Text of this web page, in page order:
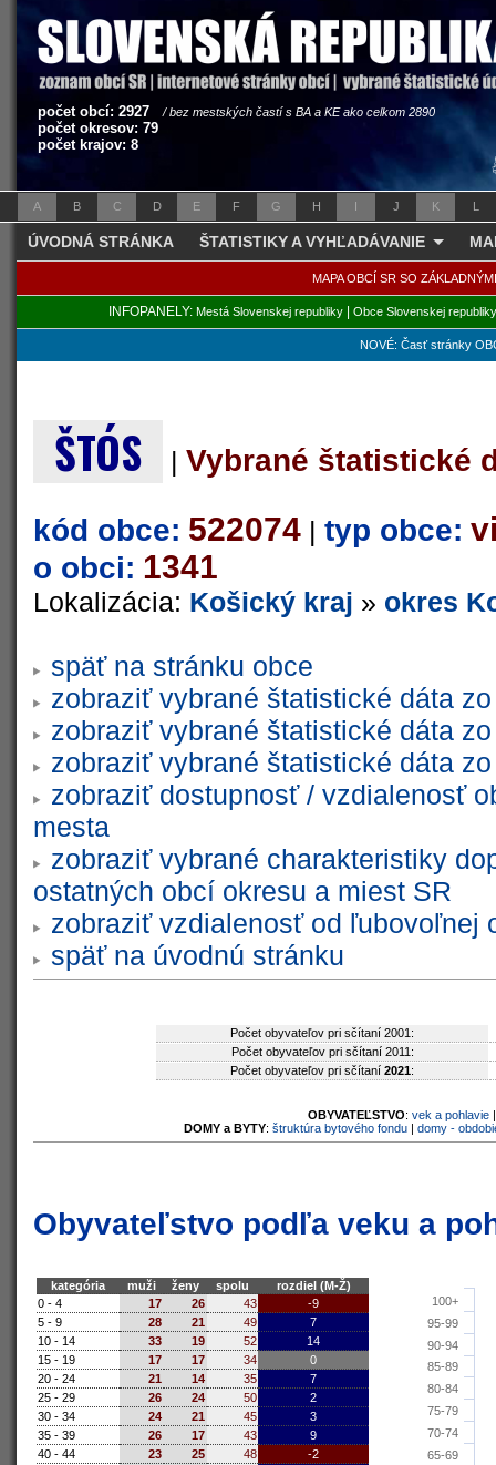
počet obcí: 2927 / bez mestských častí s BA a KE ako celkom 2890
počet okresov: 79
počet krajov: 8
A B C D E F G H I J K L
ÚVODNÁ STRÁNKA ŠTATISTIKY A VYHĽADÁVANIE
MAPA OBCÍ SR SO
INFOPANELY: Mestá Slovenskej republiky| Obce Slovenskej republiky
NOVÉ: Časť stránky
ŠTÓS | Vybrané štatistické
kód obce: 522074 | typ obce:
o obci: 1341
Lokalizácia: Košický kraj » okres
späť na stránku obce
zobraziť vybrané štatistické dáta
zobraziť vybrané štatistické dáta
zobraziť vybrané štatistické dáta
zobraziť dostupnosť / vzdialenosť
mesta
zobraziť vybrané charakteristiky
ostatných obcí okresu a miest SR
zobraziť vzdialenosť od ľubovoľnej
späť na úvodnú stránku
Počet obyvateľov pri sčítaní 2001:
Počet obyvateľov pri sčítaní 2011:
Počet obyvateľov pri sčítaní 2021:
OBYVATEĽSTVO: vek a pohlavie
DOMY a BYTY: štruktúra bytového fondu| domy -
Obyvateľstvo podľa veku a
kategória muži ženy spolu
rozdiel (M-Ž)
0 - 4
17 26 43
-9
5 - 9
28 21 49
7
10 - 14
33 19 52
14
15 - 19
17 17 34
0
20 - 24
21 14 35
7
25 - 29
26 24 50
2
30 - 34
24 21 45
3
35 - 39
26 17 43
9
40 - 44
23 25 48
-2
65-69
70-74
75-79
80-84
85-89
90-94
95-99
100+